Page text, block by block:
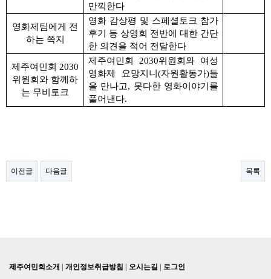
만끽한다
영화제팀에게 전
하는 쪽지
영화 감상평 및 스페셜토크 참가
후기 등 상영회 전반에 대한 간단
한 의견을 적어 전달한다
제주여민회 2030
위원회와 함께하
는 무비토크
제주여민회 2030위원회와 여성
영화제 요망지니(자원활동가)들
을 만나고, 못다한 영화이야기를
풀어낸다.
이전글 다음글 목록
제주여민회소개 개인정보취급방침 오시는길 로그인